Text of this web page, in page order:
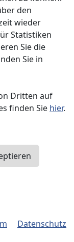
den
wieder
Statistiken
Sie die
Sie in
Dritten auf
finden Sie hier.
Datenschutz